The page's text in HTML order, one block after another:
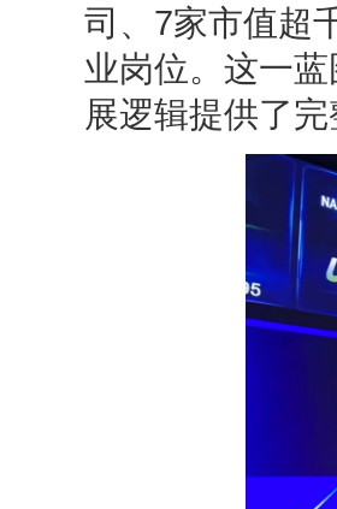
司、7家市值超
业岗位。这一
展逻辑提供了完